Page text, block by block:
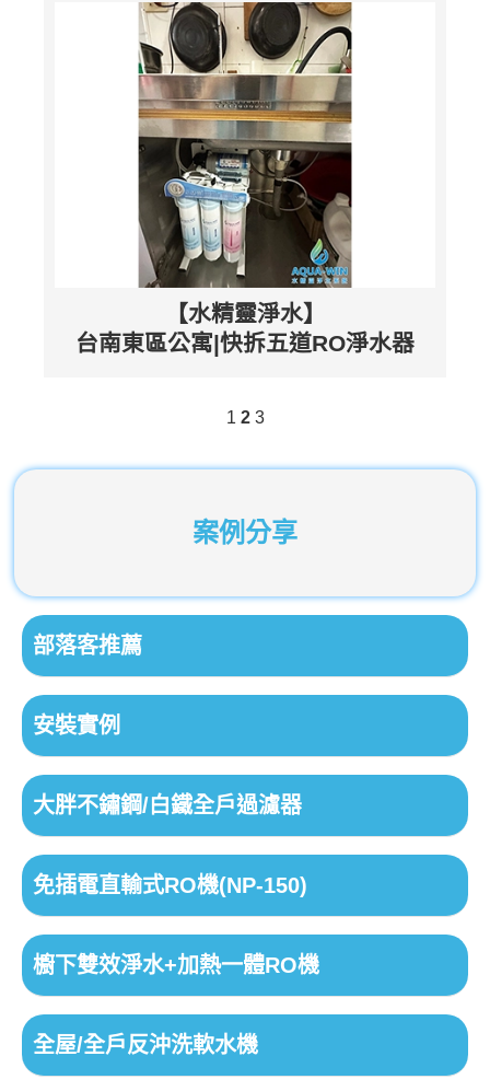
案例分享
部落客推薦
安裝實例
大胖不鏽鋼/白鐵全戶過濾器
免插電直輸式RO機(NP-150)
櫥下雙效淨水+加熱一體RO機
全屋/全戶反沖洗軟水機
【水精靈淨水】
台南東區公寓|快拆五道RO淨水器
1 2 3